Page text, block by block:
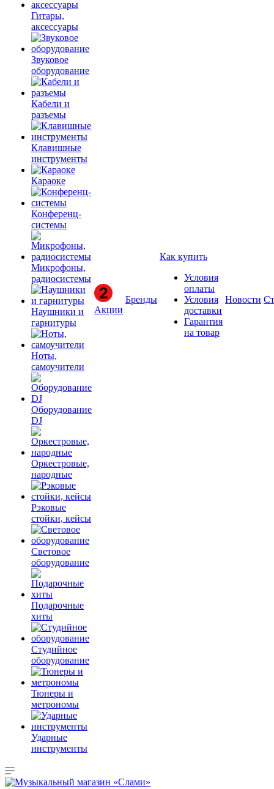
Гитары,
аксессуары
Звуковое
оборудование
Кабели и
разъемы
Клавишные
инструменты
Караоке
Конференц-
системы
Микрофоны,
радиосистемы
Наушники и
гарнитуры
Ноты,
самоучители
Оборудование
DJ
Оркестровые,
народные
Рэковые
стойки, кейсы
Световое
оборудование
Подарочные
хиты
Студийное
оборудование
Тюнеры и
метрономы
Ударные
инструменты
Акции
Бренды
Как купить
Условия
оплаты
Условия
доставки
Гарантия
на товар
Новости